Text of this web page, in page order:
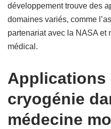
développement trouve des
domaines variés, comme
partenariat avec la NASA et
médical.
Applications
cryogénie
médecine